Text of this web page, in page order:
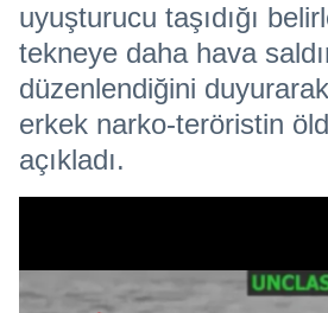
uyuşturucu taşıdığı
tekneye daha hava
düzenlendiğini
erkek narko-teröristin
açıkladı.